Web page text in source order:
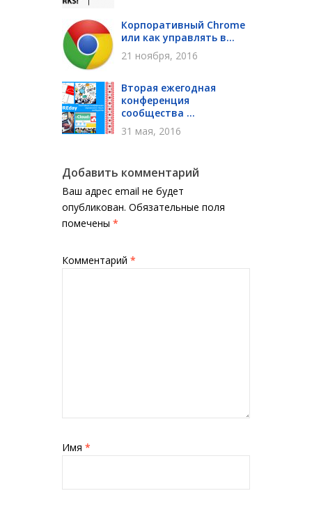
Корпоративный Chrome
или как управлять в...
21 ноября, 2016
Вторая ежегодная
конференция
сообщества ...
31 мая, 2016
Добавить комментарий
Ваш адрес email не будет
опубликован. Обязательные поля
помечены *
Комментарий *
Имя *